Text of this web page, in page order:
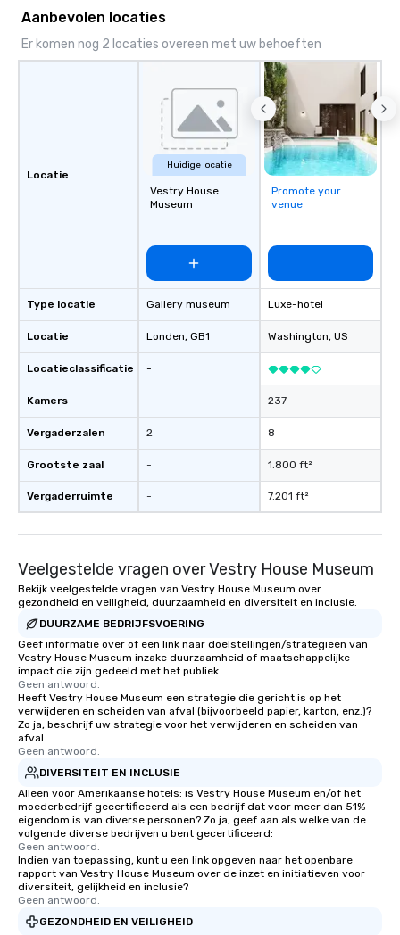
Aanbevolen locaties
Er komen nog 2 locaties overeen met uw behoeften
Locatie
Type locatie
Locatie
Locatieclassificatie
Kamers
Vergaderzalen
Grootste zaal
Vergaderruimte
Huidige locatie
Vestry House
Museum
Gallery museum
Londen, GB1
-
-
2
-
-
Promote your
venue
Luxe-hotel
Washington, US
237
8
1.800 ft²
7.201 ft²
Veelgestelde vragen over Vestry House Museum
Bekijk veelgestelde vragen van Vestry House Museum over
gezondheid en veiligheid, duurzaamheid en diversiteit en inclusie.
DUURZAME BEDRIJFSVOERING
Geef informatie over of een link naar doelstellingen/strategieën van
Vestry House Museum inzake duurzaamheid of maatschappelijke
impact die zijn gedeeld met het publiek.
Geen antwoord.
Heeft Vestry House Museum een strategie die gericht is op het
verwijderen en scheiden van afval (bijvoorbeeld papier, karton, enz.)?
Zo ja, beschrijf uw strategie voor het verwijderen en scheiden van
afval.
Geen antwoord.
DIVERSITEIT EN INCLUSIE
Alleen voor Amerikaanse hotels: is Vestry House Museum en/of het
moederbedrijf gecertificeerd als een bedrijf dat voor meer dan 51%
eigendom is van diverse personen? Zo ja, geef aan als welke van de
volgende diverse bedrijven u bent gecertificeerd:
Geen antwoord.
Indien van toepassing, kunt u een link opgeven naar het openbare
rapport van Vestry House Museum over de inzet en initiatieven voor
diversiteit, gelijkheid en inclusie?
Geen antwoord.
GEZONDHEID EN VEILIGHEID